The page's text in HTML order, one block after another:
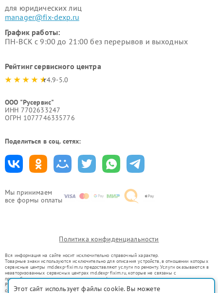
Мы принимаем
все формы оплаты
для юридических лиц
manager@fix-dexp.ru
График работы:
ПН-ВСК с 9:00 до 21:00 без перерывов и выходных
Рейтинг сервисного центра
4.9-5.0
ООО "Русервис"
ИНН 7702633247
ОГРН 1077746335776
Поделиться в соц. сетях:
Политика конфиденциальности
Вся информация на сайте носит исключительно справочный характер.
Товарные знаки используются исключительно для описания устройств, в отношении которых
сервисные центры rnd.dexp-fixim.ru предоставляют услуги по ремонту. Услуги оказываются в
неавторизованных сервисных центрах rnd.dexp-fixim.ru, которые не связаны с
правообладателями товарных знаков или их официальными представителями.
Ремонт осуществляется для устройств, уже введенных в гражданский оборот в соответствии
со статьей 1487 ГК РФ.
Этот сайт использует файлы cookie. Вы можете